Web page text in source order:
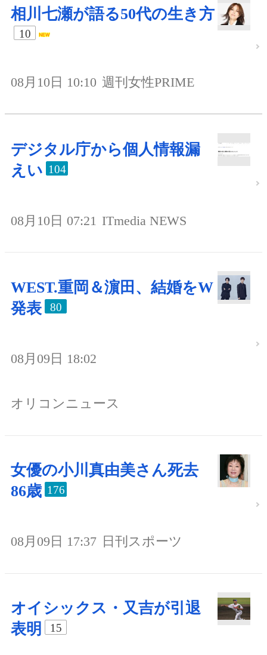
相川七瀬が語る50代の生き方
10
08月10日 10:10 週刊女性PRIME
デジタル庁から個人情報漏
えい 104
08月10日 07:21 ITmedia NEWS
WEST.重岡＆濵田、結婚をW
発表
80
08月09日 18:02
オリコンニュース
女優の小川真由美さん死去
86歳 176
08月09日 17:37 日刊スポーツ
オイシックス・又吉が引退
表明
15